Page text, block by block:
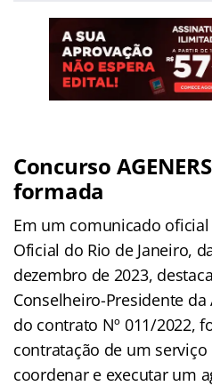
Concurso
formada
Em um comunicado
Oficial do Rio de Janeiro,
dezembro de 2023,
Conselheiro-Presidente da
do contrato Nº 011/2022,
contratação de um
coordenar e executar um